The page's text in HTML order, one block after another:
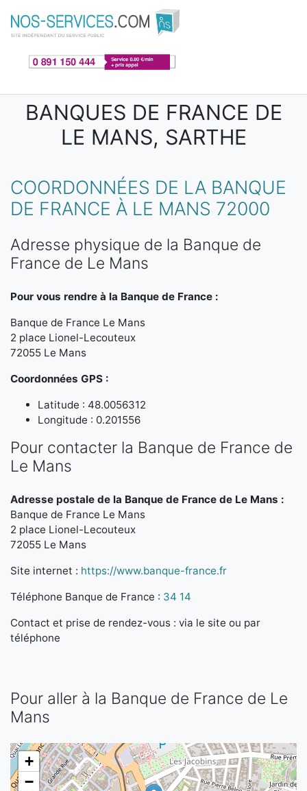
Aller au contenu principal
BANQUES DE FRANCE DE
LE MANS, SARTHE
COORDONNÉES DE LA BANQUE
DE FRANCE À LE MANS 72000
Adresse physique de la Banque de
France de Le Mans
Pour vous rendre à la Banque de France :
Banque de France Le Mans
2 place Lionel-Lecouteux
72055 Le Mans
Coordonnées GPS :
Latitude : 48.0056312
Longitude : 0.201556
Pour contacter la Banque de France de
Le Mans
Adresse postale de la Banque de France de Le Mans :
Banque de France Le Mans
2 place Lionel-Lecouteux
72055 Le Mans
Site internet : https://www.banque-france.fr
Téléphone Banque de France : 34 14
Contact et prise de rendez-vous : via le site ou par
téléphone
Pour aller à la Banque de France de Le
Mans
+
−